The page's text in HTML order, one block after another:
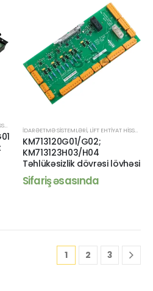
İDARƏETMƏ SISTEMLƏRI, LIFT EHTIYAT HISSƏLƏRI
KM713120G01/G02;
KM713123H03/H04
Təhlükəsizlik dövrəsi lövhəsi
Sifariş əsasında
1 2 3